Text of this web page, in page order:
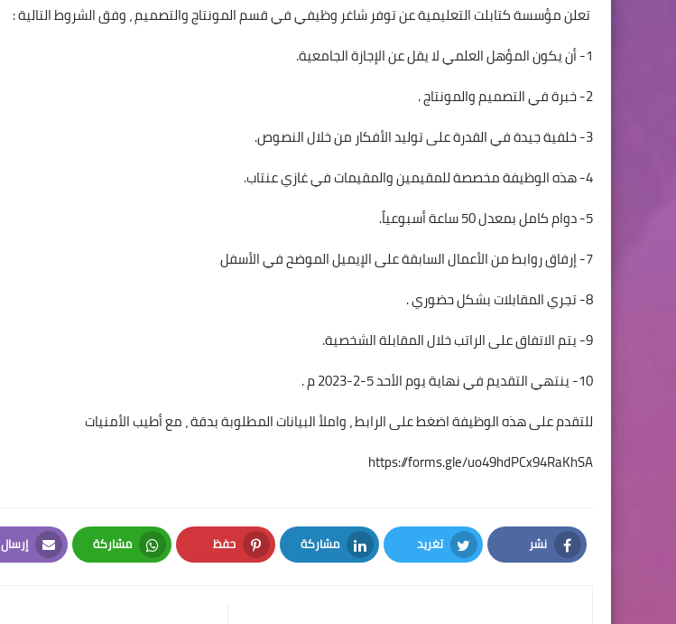
تعلن مؤسسة كتابلت التعليمية عن توفر شاغر وظيفي في قسم المونتاج والتصميم ، وفق الشروط التالية :
1- أن يكون المؤهل العلمي لا يقل عن الإجازة الجامعية.
2- خبرة في التصميم والمونتاج .
3- خلفية جيدة في القدرة على توليد الأفكار من خلال النصوص.
4- هذه الوظيفة مخصصة للمقيمين والمقيمات في غازي عنتاب.
5- دوام كامل بمعدل 50 ساعة أسبوعياً.
7- إرفاق روابط من الأعمال السابقة على الإيميل الموضح في الأسفل
8- تجري المقابلات بشكل حضوري .
9- يتم الاتفاق على الراتب خلال المقابلة الشخصية.
10- ينتهي التقديم في نهاية يوم الأحد 5-2-2023 م .
للتقدم على هذه الوظيفة اضغط على الرابط ، واملأ البيانات المطلوبة بدقة ، مع أطيب الأمنيات
https://forms.gle/uo49hdPCx94RaKhSA
نشر
Facebook
تغريد
Twitter
مشاركة
LinkedIn
حفظ
Pinterest
مشاركة
Whatsapp
إرسال
Email